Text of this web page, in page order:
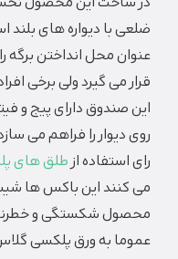
ضلعی با دیواره های
عنوان محل انداختن برگه
قرار می گیرد ولی برخی
این صندوق دارای پیج و
روی دیوار را فراهم می‌
رای استفاده از طلق های
می کنند این باکس ها
محصول شکستگی و
عموما به ورق پلکسی